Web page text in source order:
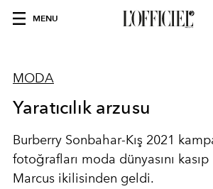
MENU
MODA
Yaratıcılık arzusu
Burberry Sonbahar-Kış 2021
fotoğrafları moda dünyasını
Marcus ikilisinden geldi.